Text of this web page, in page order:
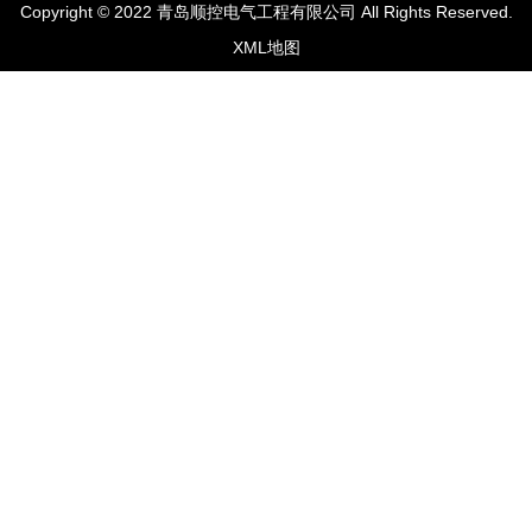
Copyright © 2022 青岛顺控电气工程有限公司 All Rights Reserved.
XML地图